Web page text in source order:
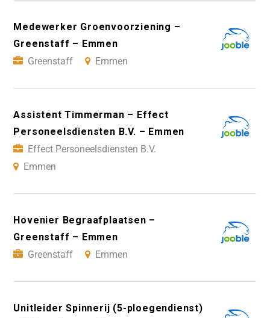
Medewerker Groenvoorziening –
Greenstaff – Emmen
Greenstaff
Emmen
Assistent Timmerman – Effect
Personeelsdiensten B.V. – Emmen
Effect Personeelsdiensten B.V.
Emmen
Hovenier Begraafplaatsen –
Greenstaff – Emmen
Greenstaff
Emmen
Unitleider Spinnerij (5-ploegendienst)